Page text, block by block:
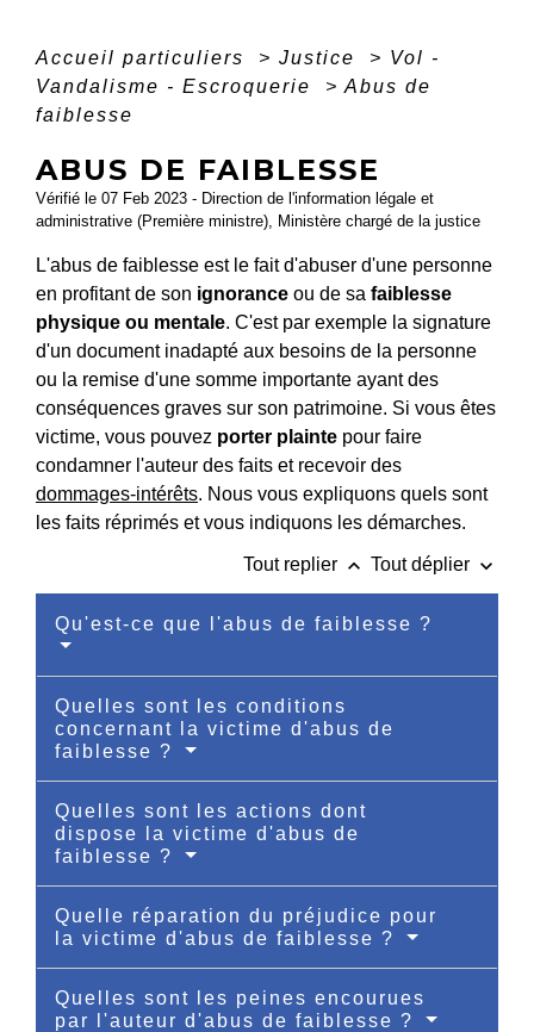
Accueil particuliers > Justice > Vol -
Vandalisme - Escroquerie
> Abus de
faiblesse
ABUS DE FAIBLESSE
Vérifié le 07 Feb 2023 - Direction de l'information légale et
administrative (Première ministre), Ministère chargé de la justice
L'abus de faiblesse est le fait d'abuser d'une personne
en profitant de son ignorance ou de sa faiblesse
physique ou mentale. C'est par exemple la signature
d'un document inadapté aux besoins de la personne
ou la remise d'une somme importante ayant des
conséquences graves sur son patrimoine. Si vous êtes
victime, vous pouvez porter plainte pour faire
condamner l'auteur des faits et recevoir des
dommages-intérêts. Nous vous expliquons quels sont
les faits réprimés et vous indiquons les démarches.
Tout replier keyboard_arrow_up Tout déplier keyboard_arrow_down
Qu'est-ce que l'abus de faiblesse ?
Quelles sont les conditions
concernant la victime d'abus de
faiblesse ?
Quelles sont les actions dont
dispose la victime d'abus de
faiblesse ?
Quelle réparation du préjudice pour
la victime d'abus de faiblesse ?
Quelles sont les peines encourues
par l'auteur d'abus de faiblesse ?